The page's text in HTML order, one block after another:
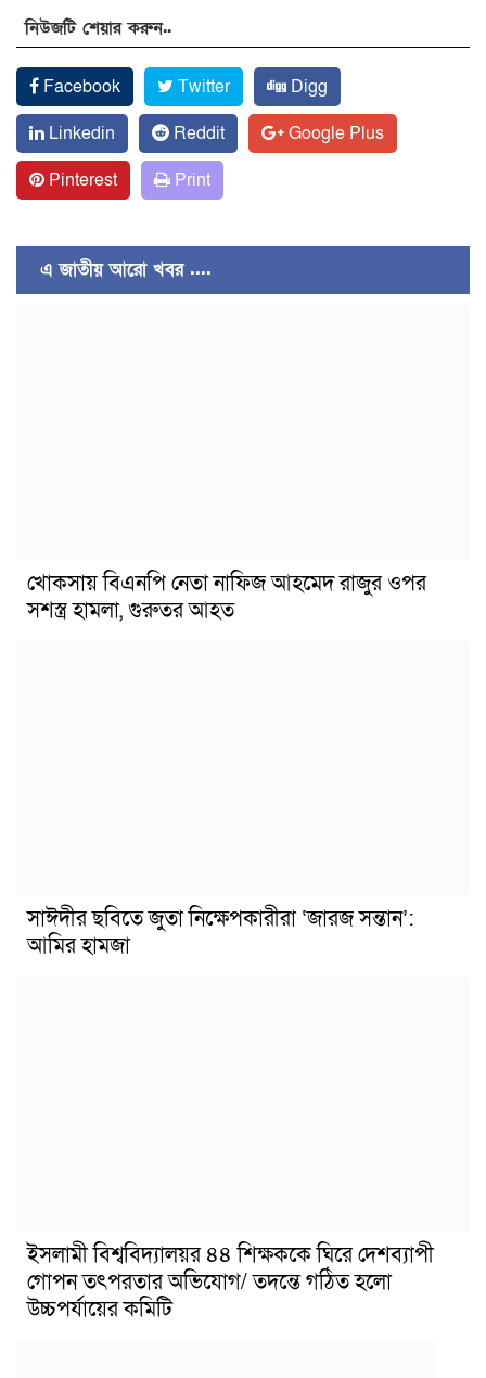
নিউজটি শেয়ার করুন..
Facebook Twitter
Digg
Linkedin
Reddit
Google Plus
Pinterest
Print
এ জাতীয় আরো খবর ....
খোকসায় বিএনপি নেতা নাফিজ আহমেদ রাজুর ওপর
সশস্ত্র হামলা, গুরুতর আহত
সাঈদীর ছবিতে জুতা নিক্ষেপকারীরা ‘জারজ সন্তান’:
আমির হামজা
ইসলামী বিশ্ববিদ্যালয়র ৪৪ শিক্ষককে ঘিরে দেশব্যাপী
গোপন তৎপরতার অভিযোগ/ তদন্তে গঠিত হলো
উচ্চপর্যায়ের কমিটি